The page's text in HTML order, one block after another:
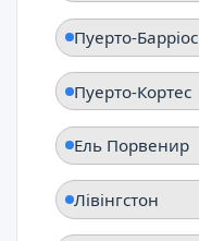
Пуерто-Барріос
Пуерто-Кортес
Ель Порвенир
Лівінгстон